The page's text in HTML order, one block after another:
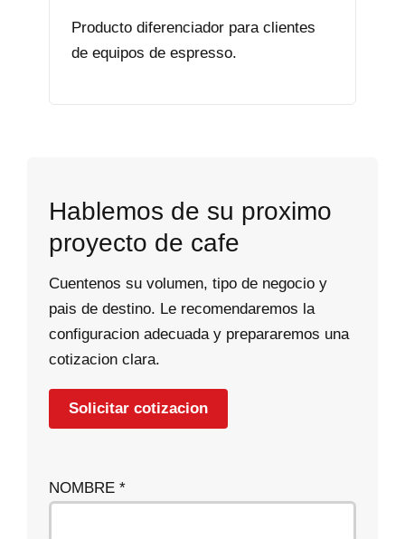
Producto diferenciador para clientes
de equipos de espresso.
Hablemos de su proximo
proyecto de cafe
Cuentenos su volumen, tipo de negocio y
pais de destino. Le recomendaremos la
configuracion adecuada y prepararemos una
cotizacion clara.
Solicitar cotizacion
NOMBRE *